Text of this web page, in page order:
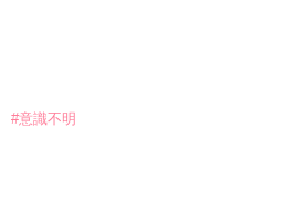
#意識不明